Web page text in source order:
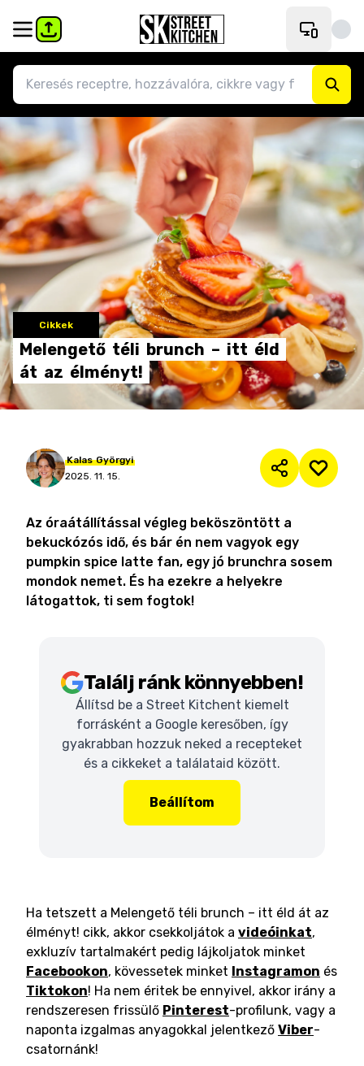
Cikkek
Melengető téli brunch – itt éld
át az élményt!
Kalas Györgyi
2025. 11. 15.
Az óraátállítással végleg beköszöntött a
bekuckózós idő, és bár én nem vagyok egy
pumpkin spice latte fan, egy jó brunchra sosem
mondok nemet. És ha ezekre a helyekre
látogattok, ti sem fogtok!
Találj ránk könnyebben!
Állítsd be a Street Kitchent kiemelt
forrásként a Google keresőben, így
gyakrabban hozzuk neked a recepteket
és a cikkeket a találataid között.
Beállítom
Ha tetszett a Melengető téli brunch – itt éld át az
élményt! cikk, akkor csekkoljátok a videóinkat,
exkluzív tartalmakért pedig lájkoljatok minket
Facebookon, kövessetek minket Instagramon és
Tiktokon! Ha nem éritek be ennyivel, akkor irány a
rendszeresen frissülő Pinterest-profilunk, vagy a
naponta izgalmas anyagokkal jelentkező Viber-
csatornánk!